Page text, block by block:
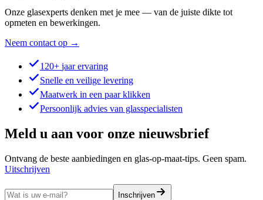
Onze glasexperts denken met je mee — van de juiste dikte tot
opmeten en bewerkingen.
Neem contact op →
120+ jaar ervaring
Snelle en veilige levering
Maatwerk in een paar klikken
Persoonlijk advies van glasspecialisten
Meld u aan voor onze nieuwsbrief
Ontvang de beste aanbiedingen en glas-op-maat-tips. Geen spam.
Uitschrijven
Inschrijven